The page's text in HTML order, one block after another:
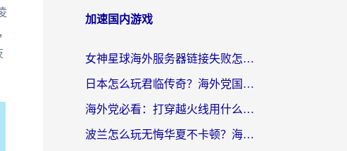
加速国内游戏
女神星球海外服务器链接失败怎么解决？海外党国服游戏加速避坑指南
日本怎么玩君临传奇？海外党国服游戏加速避坑指南（附菲律宾欧洲玩家实测）
海外党必看：打穿越火线用什么加速器？解决延迟卡顿，还能玩奇妙拼图世界和第五人格
波兰怎么玩无悔华夏不卡顿？海外国服游戏加速器终极指南（附征途2萤火突击解决方案）